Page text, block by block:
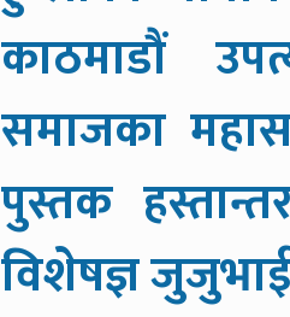
काठमाडौं
समाजका
पुस्तक
विशेषज्ञ